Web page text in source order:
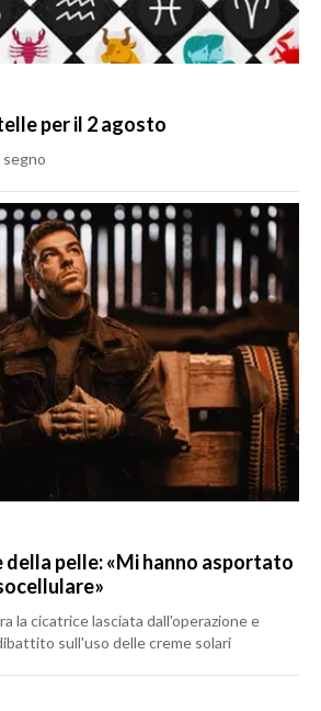
per il 2 agosto
della pelle: «Mi hanno asportato
la cicatrice lasciata dall'operazione e
sull'uso delle creme solari